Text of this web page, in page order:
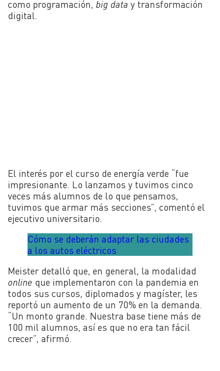
como programación, big data y transformación
digital.
El interés por el curso de energía verde “fue
impresionante. Lo lanzamos y tuvimos cinco
veces más alumnos de lo que pensamos,
tuvimos que armar más secciones”, comentó el
ejecutivo universitario.
Cómo se deberán adaptar las ciudades
a los autos eléctricos
Meister detalló que, en general, la modalidad
online que implementaron con la pandemia en
todos sus cursos, diplomados y magíster, les
reportó un aumento de un 70% en la demanda.
“Un monto grande. Nuestra base tiene más de
100 mil alumnos, así es que no era tan fácil
crecer”, afirmó.